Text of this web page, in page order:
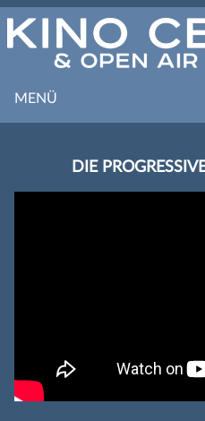
MENÜ
DIE